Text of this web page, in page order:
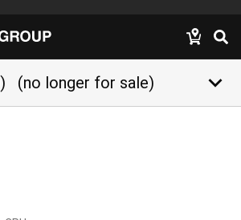
(no longer for sale) keyboard_arrow_down